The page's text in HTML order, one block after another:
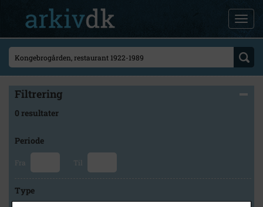
Filtrering
0 resultater
Periode
Fra Til
Type